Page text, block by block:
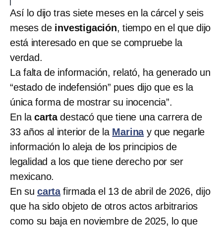
Así lo dijo tras siete meses en la cárcel y seis
meses de investigación, tiempo en el que dijo
está interesado en que se compruebe la
verdad.
La falta de información, relató, ha generado un
“estado de indefensión” pues dijo que es la
única forma de mostrar su inocencia”.
En la cartadestacó que tiene una carrera de
33 años al interior de la Marinay que negarle
información lo aleja de los principios de
legalidad a los que tiene derecho por ser
mexicano.
En su cartafirmada el 13 de abril de 2026, dijo
que ha sido objeto de otros actos arbitrarios
como su baja en noviembre de 2025, lo que